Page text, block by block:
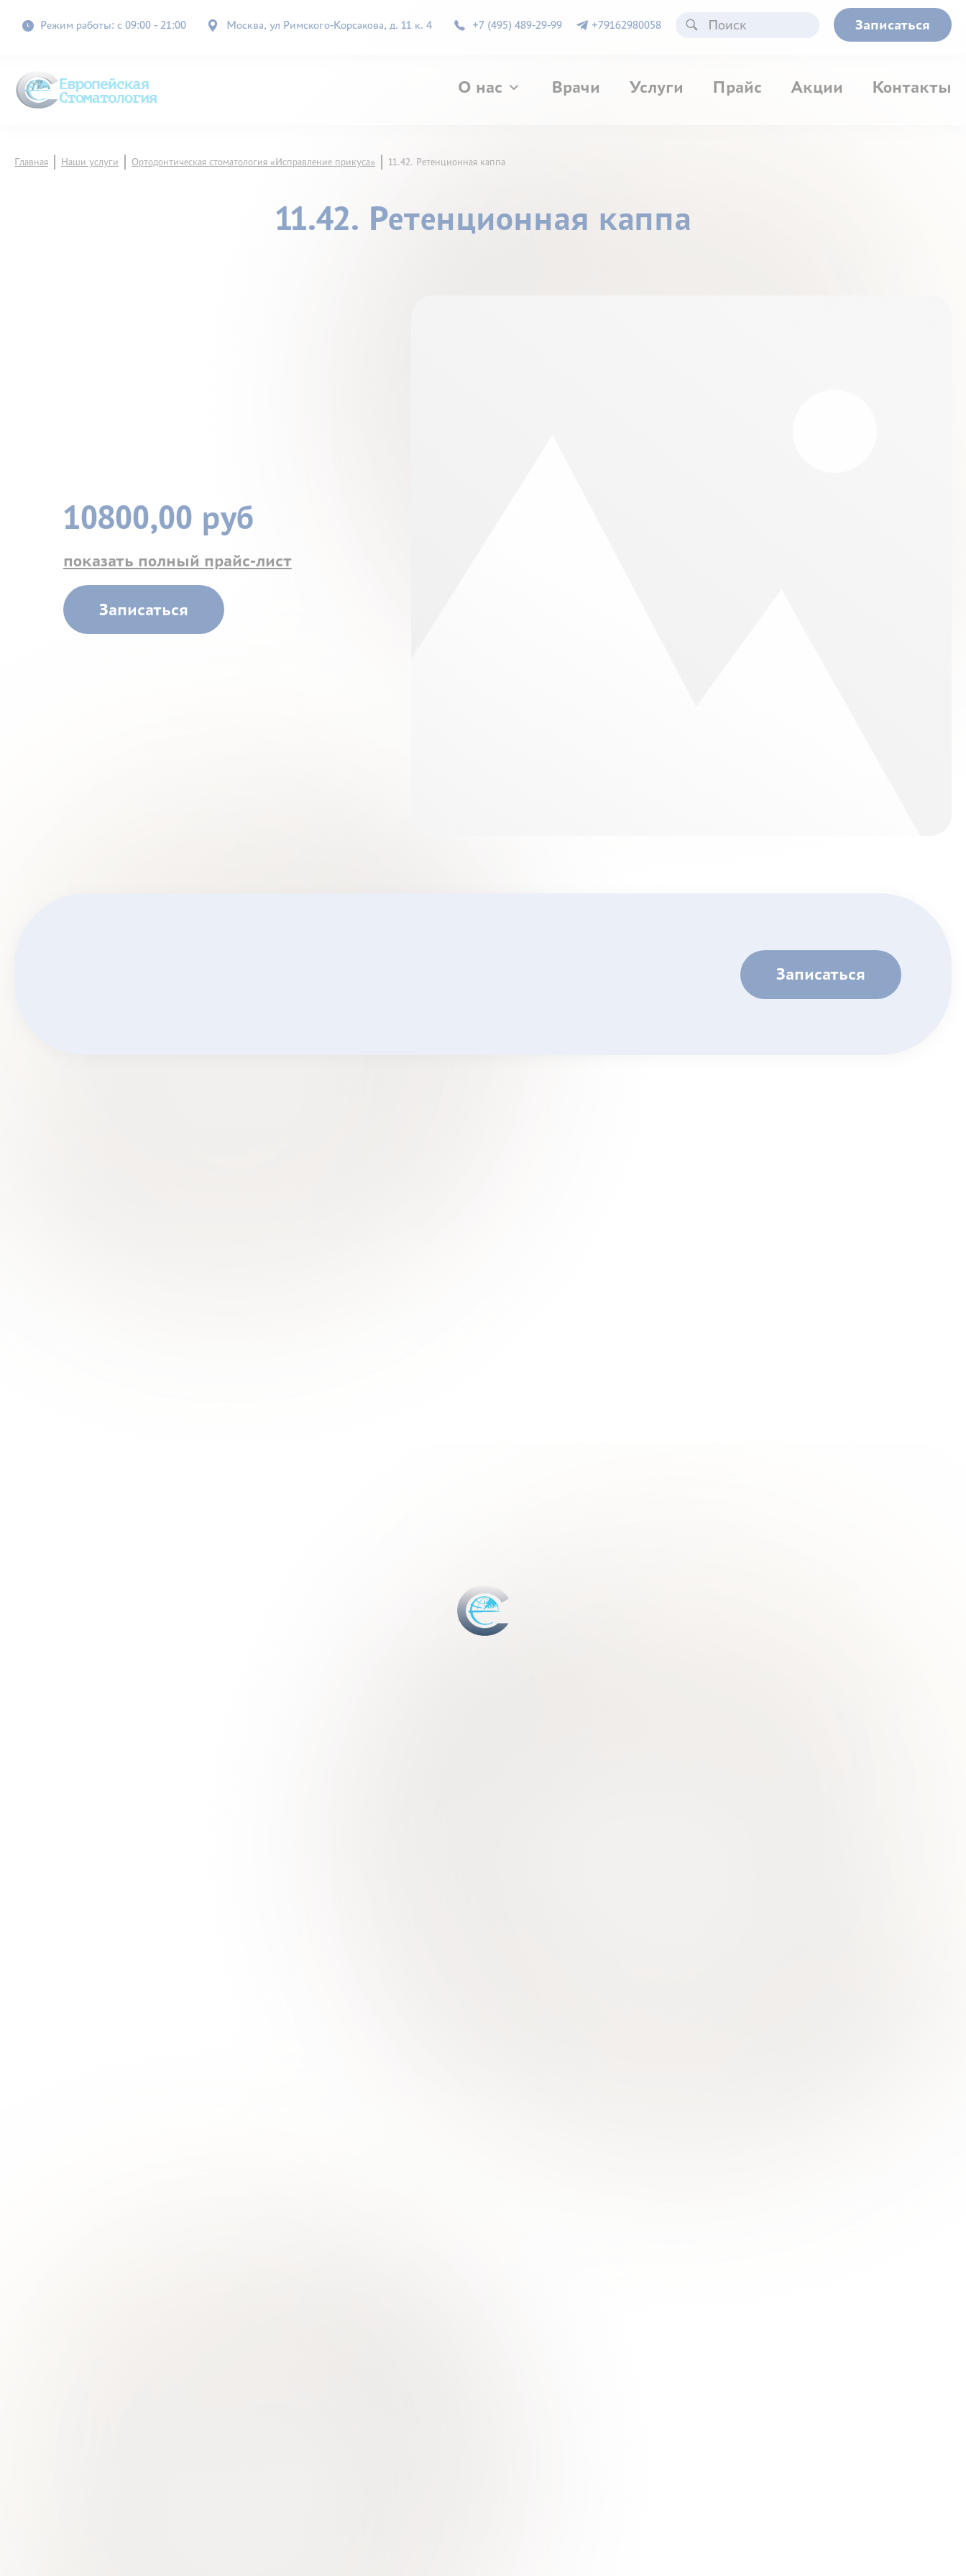
Режим работы: с 09:00 - 21:00 Москва, ул Римского-Корсакова, д. 11 к. 4 +7 (495) 489-29-99 +79162980058 Записаться
О нас Врачи Услуги Прайс Акции Контакты
Главная Наши услуги Ортодонтическая стоматология «Исправление прикуса» 11.42. Ретенционная каппа
11.42. Ретенционная каппа
10800,00 руб
показать полный прайс-лист
Записаться
Записаться